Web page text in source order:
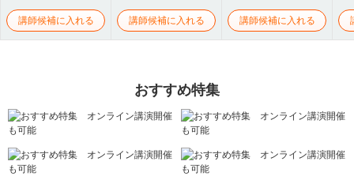
講師候補に入れる 講師候補に入れる 講師候補に入れる
おすすめ特集